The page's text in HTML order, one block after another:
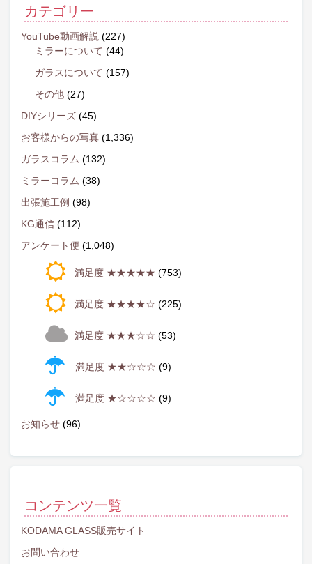
カテゴリー
YouTube動画解説 (227)
ミラーについて (44)
ガラスについて (157)
その他 (27)
DIYシリーズ (45)
お客様からの写真 (1,336)
ガラスコラム (132)
ミラーコラム (38)
出張施工例 (98)
KG通信 (112)
アンケート便 (1,048)
満足度 ★★★★★ (753)
満足度 ★★★★☆ (225)
満足度 ★★★☆☆ (53)
満足度 ★★☆☆☆ (9)
満足度 ★☆☆☆☆ (9)
お知らせ (96)
コンテンツ一覧
KODAMA GLASS販売サイト
お問い合わせ